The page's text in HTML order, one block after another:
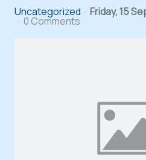
Uncategorized Friday, 15
0 Comments